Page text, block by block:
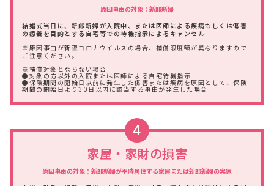
原因事由の対象：新郎新婦
結婚式当日に、新郎新婦が入院中、または医師による疾病もしくは傷害
の療養を目的とする自宅等での待機指示によるキャンセル
※原因事由が新型コロナウイルスの場合、補償限度額が異なりますので
ご注意ください。
※補償対象とならない場合
●対象の方以外の入院または医師による自宅待機指示
●保険期間の開始日以前に発生した傷害または疾病を原因として、保険
期間の開始日より30日以内に該当する事由が発生した場合
4
家屋・家財の損害
原因事由の対象：新郎新婦が平時居住する家屋または新郎新婦の実家